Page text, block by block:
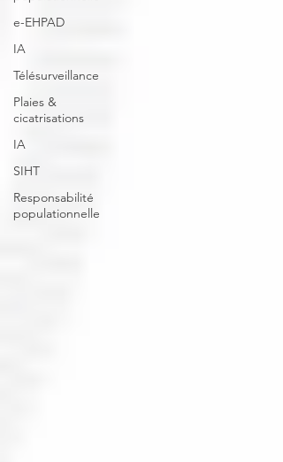
e-EHPAD
IA
Télésurveillance
Plaies &
cicatrisations
IA
SIHT
Responsabilité
populationnelle